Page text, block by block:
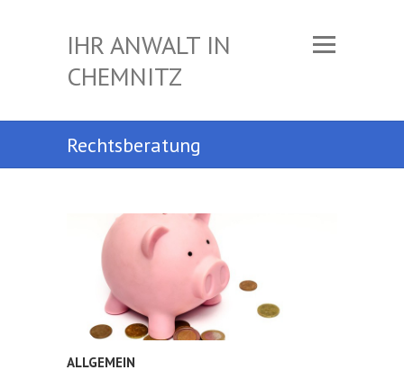
IHR ANWALT IN
CHEMNITZ
Rechtsberatung
ALLGEMEIN